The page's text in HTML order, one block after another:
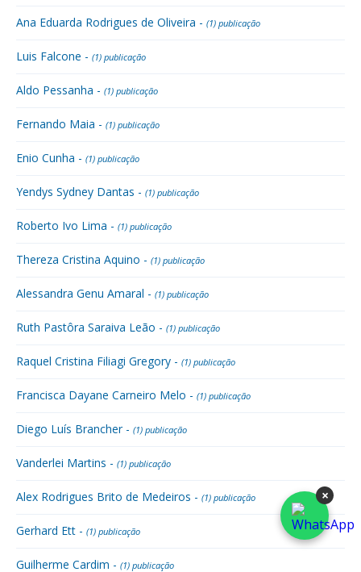
Ana Eduarda Rodrigues de Oliveira - (1) publicação
Luis Falcone - (1) publicação
Aldo Pessanha - (1) publicação
Fernando Maia - (1) publicação
Enio Cunha - (1) publicação
Yendys Sydney Dantas - (1) publicação
Roberto Ivo Lima - (1) publicação
Thereza Cristina Aquino - (1) publicação
Alessandra Genu Amaral - (1) publicação
Ruth Pastôra Saraiva Leão - (1) publicação
Raquel Cristina Filiagi Gregory - (1) publicação
Francisca Dayane Carneiro Melo - (1) publicação
Diego Luís Brancher - (1) publicação
Vanderlei Martins - (1) publicação
Alex Rodrigues Brito de Medeiros - (1) publicação
Gerhard Ett - (1) publicação
Guilherme Cardim - (1) publicação
×